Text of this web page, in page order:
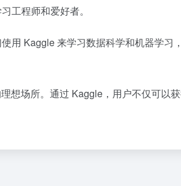
工程师和爱好者。
Kaggle 来学习数据科学和机器学习
想场所。通过 Kaggle，用户不仅可以